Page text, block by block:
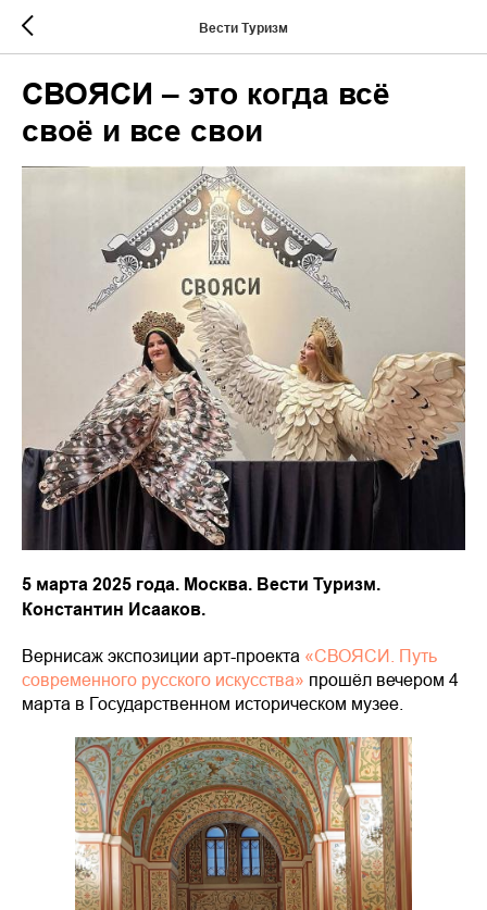
Вести Туризм
СВОЯСИ – это когда всё
своё и все свои
5 марта 2025 года. Москва. Вести Туризм.
Константин Исааков.
Вернисаж экспозиции арт-проекта «СВОЯСИ. Путь
современного русского искусства» прошёл вечером 4
марта в Государственном историческом музее.